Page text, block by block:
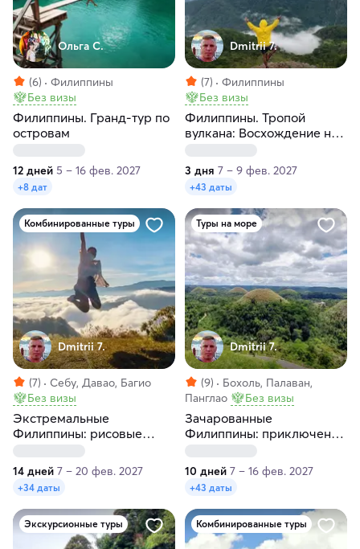
Ольга С.
(6)
Филиппины
Без визы
Филиппины. Гранд-тур по
островам
12 дней 5 – 16 фев. 2027
+8 дат
Dmitrii 7.
(7)
Филиппины
Без визы
Филиппины. Тропой
вулкана: Восхождение на
3 дня 7 – 9 фев. 2027
+43 даты
Комбинированные туры
Dmitrii 7.
(7)
Себу, Давао, Багио
Без визы
Экстремальные
Филиппины: рисовые
горы Апо
14 дней 7 – 20 фев. 2027
+34 даты
Туры на море
Dmitrii 7.
(9)
Бохоль, Палаван,
Панглао
Без визы
Зачарованные
Филиппины: приключения
10 дней 7 – 16 фев. 2027
+43 даты
Экскурсионные туры Комбинированные туры